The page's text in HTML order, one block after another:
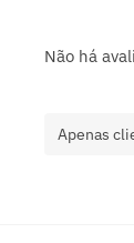
Não há
Apenas